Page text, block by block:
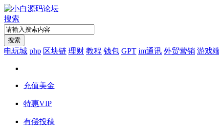
搜索
搜索
电玩城 php 区块链 理财 教程 钱包 GPT im通讯 外贸营销 游戏
充值美金
特惠VIP
有偿投稿